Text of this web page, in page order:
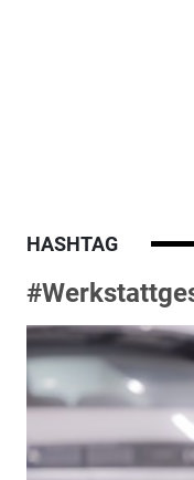
HASHTAG